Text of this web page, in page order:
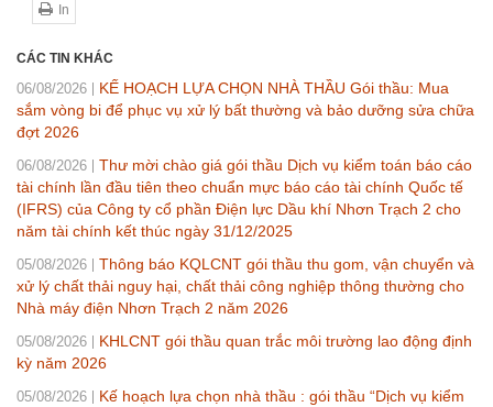
In
CÁC TIN KHÁC
06/08/2026
KẾ HOẠCH LỰA CHỌN NHÀ THẦU Gói thầu: Mua
sắm vòng bi để phục vụ xử lý bất thường và bảo dưỡng sửa chữa
đợt 2026
06/08/2026
Thư mời chào giá gói thầu Dịch vụ kiểm toán báo cáo
tài chính lần đầu tiên theo chuẩn mực báo cáo tài chính Quốc tế
(IFRS) của Công ty cổ phần Điện lực Dầu khí Nhơn Trạch 2 cho
năm tài chính kết thúc ngày 31/12/2025
05/08/2026
Thông báo KQLCNT gói thầu thu gom, vận chuyển và
xử lý chất thải nguy hại, chất thải công nghiệp thông thường cho
Nhà máy điện Nhơn Trạch 2 năm 2026
05/08/2026
KHLCNT gói thầu quan trắc môi trường lao động định
kỳ năm 2026
05/08/2026
Kế hoạch lựa chọn nhà thầu : gói thầu “Dịch vụ kiểm